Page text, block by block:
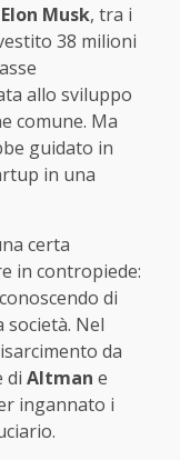
Elon Musk, tra i
38 milioni
allo sviluppo
comune. Ma
guidato in
in una
certa
in contropiede:
di
società. Nel
da
di Altman e
ingannato i